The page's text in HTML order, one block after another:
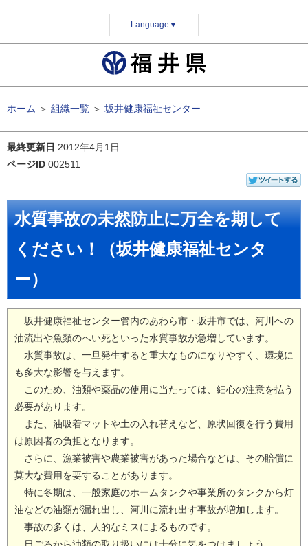
Language ▼
ホーム ＞ 組織一覧 ＞ 坂井健康福祉センター
最終更新日 2012年4月1日
ページID 002511
水質事故の未然防止に万全を期して
ください！（坂井健康福祉センタ
ー）
坂井健康福祉センター管内のあわら市・坂井市では、河川への
油流出や魚類のへい死といった水質事故が急増しています。
水質事故は、一旦発生すると重大なものになりやすく、環境に
も多大な影響を与えます。
このため、油類や薬品の使用に当たっては、細心の注意を払う
必要があります。
また、油吸着マットや土の入れ替えなど、原状回復を行う費用
は原因者の負担となります。
さらに、漁業被害や農業被害があった場合などは、その賠償に
莫大な費用を要することがあります。
特に冬期は、一般家庭のホームタンクや事業所のタンクから灯
油などの油類が漏れ出し、河川に流れ出す事故が増加します。
事故の多くは、人的なミスによるものです。